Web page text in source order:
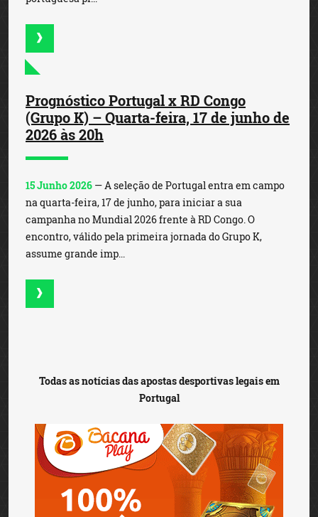
Prognóstico Portugal x RD Congo
(Grupo K) – Quarta-feira, 17 de junho de
2026 às 20h
15 Junho 2026 — A seleção de Portugal entra em campo
na quarta-feira, 17 de junho, para iniciar a sua
campanha no Mundial 2026 frente à RD Congo. O
encontro, válido pela primeira jornada do Grupo K,
assume grande imp...
Todas as notícias das apostas desportivas legais em
Portugal